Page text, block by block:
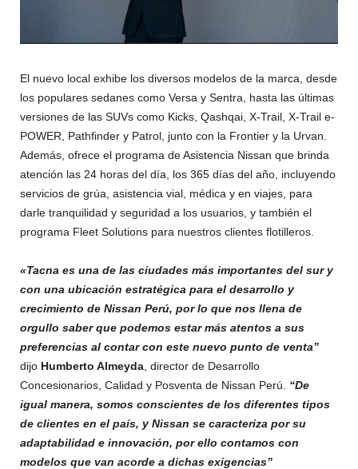
El nuevo local exhibe los diversos modelos de la marca, desde
los populares sedanes como Versa y Sentra, hasta las últimas
versiones de las SUVs como Kicks, Qashqai, X-Trail, X-Trail e-
POWER, Pathfinder y Patrol, junto con la Frontier y la Urvan.
Además, ofrece el programa de Asistencia Nissan que brinda
atención las 24 horas del día, los 365 días del año, incluyendo
servicios de grúa, asistencia vial, médica y en viajes, para
darle tranquilidad y seguridad a los usuarios, y también el
programa Fleet Solutions para nuestros clientes flotilleros.
«Tacna es una de las ciudades más importantes del sur y
con una ubicación estratégica para el desarrollo y
crecimiento de Nissan Perú, por lo que nos llena de
orgullo saber que podemos estar más atentos a sus
preferencias al contar con este nuevo punto de venta”
dijo Humberto Almeyda , director de Desarrollo
Concesionarios, Calidad y Posventa de Nissan Perú. “De
igual manera, somos conscientes de los diferentes tipos
de clientes en el país, y Nissan se caracteriza por su
adaptabilidad e innovación, por ello contamos con
modelos que van acorde a dichas exigencias”